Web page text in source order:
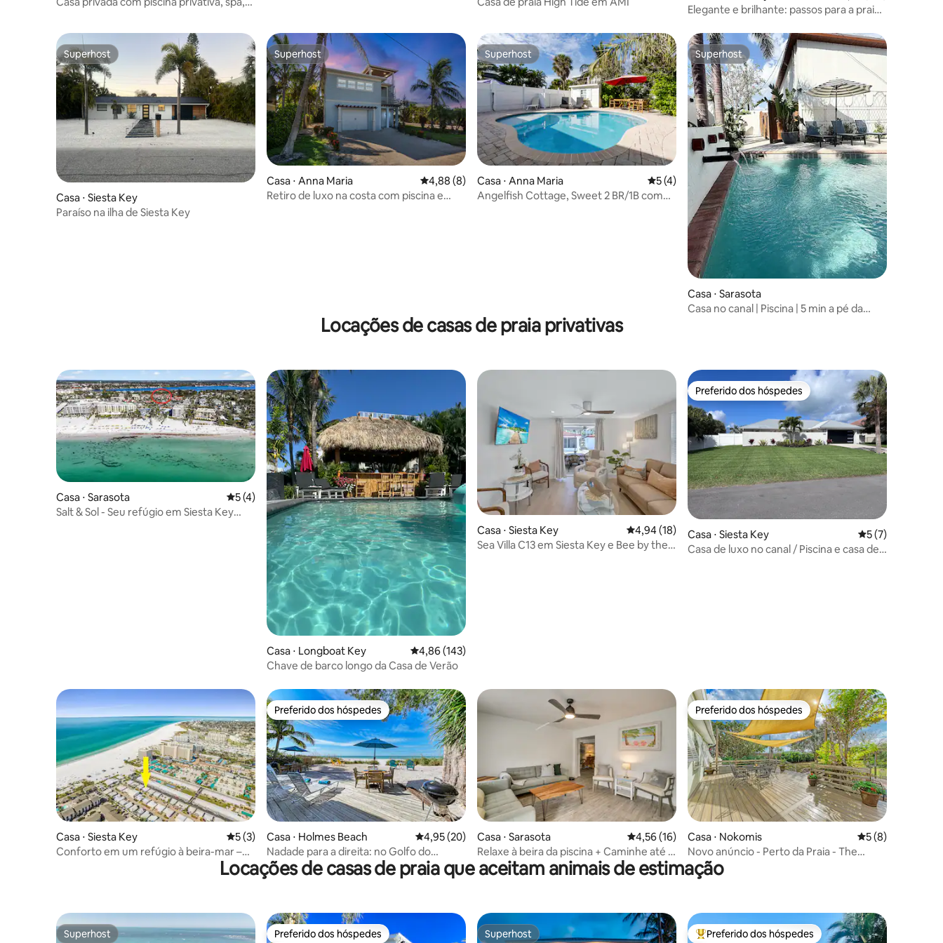
Elegante e brilhante: passos para a praia
Superhost
Superhost
Casa ⋅ Siesta Key
Paraíso na ilha de Siesta Key
Superhost
Superhost
Casa ⋅ Anna Maria 4,88 de uma avaliação média de 5, 8 avaliações
4,88 (8)
Retiro de luxo na costa com piscina e
Superhost
Superhost
Casa ⋅ Anna Maria 5 de uma avaliação média de 5, 4 avaliações
5 (4)
Angelfish Cottage, Sweet 2 BR/1B com
Superhost
Superhost
Casa ⋅ Sarasota
Casa no canal | Piscina | 5 min a pé da
Locações de casas de praia privativas
Casa ⋅ Sarasota 5 de uma avaliação média de 5, 4 avaliações
5 (4)
Salt & Sol - Seu refúgio em Siesta Key
Casa ⋅ Longboat Key 4,86 de uma avaliação média de 5, 143 avaliações
4,86 (143)
Chave de barco longo da Casa de Verão
Casa ⋅ Siesta Key 4,94 de uma avaliação média de 5, 18 avaliações
4,94 (18)
Sea Villa C13 em Siesta Key e Bee by the
Preferido dos hóspedes
Preferido dos hóspedes
Casa ⋅ Siesta Key 5 de uma
5 (7)
Casa de luxo no canal / Piscina e casa de
Casa ⋅ Siesta Key 5 de uma avaliação média de 5, 3 avaliações
5 (3)
Conforto em um refúgio à beira-mar –
Preferido dos hóspedes
Preferido dos hóspedes
Casa ⋅ Holmes Beach 4,95 de uma avaliação média de 5, 20 avaliações
4,95 (20)
Nadade para a direita: no Golfo do
México! Praia!
Casa ⋅ Sarasota 4,56 de uma avaliação média de 5, 16 avaliações
4,56 (16)
Relaxe à beira da piscina + Caminhe até a
praia! Retiro Sarasota
Preferido dos hóspedes
Preferido dos hóspedes
Casa ⋅ Nokomis 5 de uma
5 (8)
Novo anúncio - Perto da Praia - The
SALTY SHORE
Locações de casas de praia que aceitam animais de estimação
Superhost
Superhost Preferido dos hóspedes
Preferido dos hóspedes Superhost
Superhost Entre os melhores preferidos dos hóspedes
Preferido dos hóspedes